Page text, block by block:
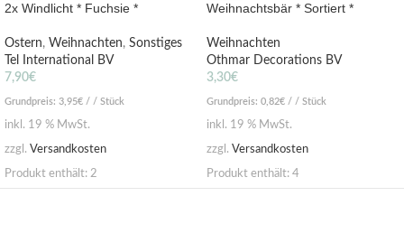
2x Windlicht * Fuchsie *
Ostern, Weihnachten, Sonstiges
Tel International BV
7,90€
Grundpreis: 3,95€ / / Stück
inkl. 19 % MwSt.
zzgl. Versandkosten
Produkt enthält: 2
Weihnachtsbär * Sortiert *
Weihnachten
Othmar Decorations BV
3,30€
Grundpreis: 0,82€ / / Stück
inkl. 19 % MwSt.
zzgl. Versandkosten
Produkt enthält: 4